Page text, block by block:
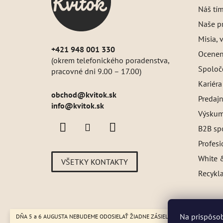
Na
DŇA 5 a 6 AUGUSTA NEBUDEME ODOSIELAŤ ŽIADNE ZÁSIELKY. ☀️ Letná
+421 948 001 330
(okrem telefonického poradenstva,
pracovné dni 9.00 – 17.00)
obchod@kvitok.sk
info@kvitok.sk
VŠETKY KONTAKTY
Náš tím
Naše
Misia,
Kariéra
B2B
White